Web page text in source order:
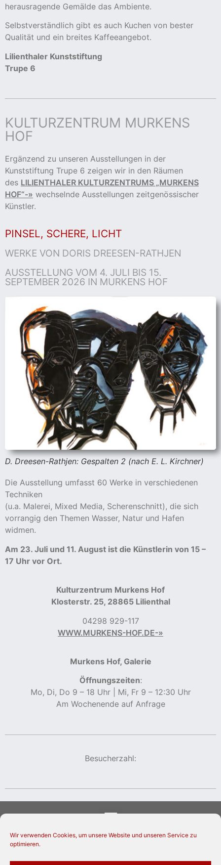
Wir verwenden Cookies, um unsere Website und unseren Service zu
optimieren.
herausragende Gemälde das Ambiente.
Selbstverständlich gibt es auch Kuchen von bester
Qualität und ein breites Kaffeeangebot.
Lilienthaler Kunststiftung
Trupe 6
KULTURZENTRUM MURKENS
HOF
Ergänzend zu unseren Ausstellungen in der
Kunststiftung Trupe 6 zeigen wir in den Räumen
des LILIENTHALER KULTURZENTRUMS „MURKENS
HOF“-» wechselnde Ausstellungen zeitgenössischer
Künstler.
PINSEL, SCHERE, LICHT
WERKE VON DORIS DREESEN-RATHJEN
AUSSTELLUNG VOM 4. JULI BIS 15.
SEPTEMBER 2026 IN MURKENS HOF
D. Dreesen-Rathjen: Gespalten 2 (nach E. L. Kirchner)
Die Ausstellung umfasst 60 Werke in verschiedenen
Techniken
(u.a. Malerei, Mixed Media, Scherenschnitt), die sich
vorrangig den Themen Wasser, Natur und Hafen
widmen.
Am 23. Juli und 11. August ist die Künstlerin von 15 –
17 Uhr vor Ort.
Kulturzentrum Murkens Hof
Klosterstr. 25, 28865 Lilienthal
04298 929-117
WWW.MURKENS-HOF.DE-»
Murkens Hof, Galerie
Öffnungszeiten:
Mo, Di, Do 9 – 18 Uhr | Mi, Fr 9 – 12:30 Uhr
Am Wochenende auf Anfrage
Besucherzahl: